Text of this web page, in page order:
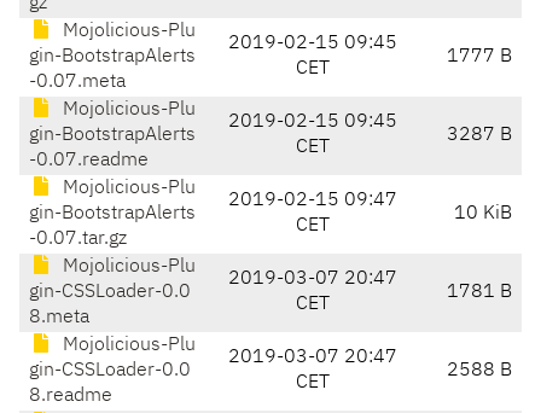
Mojolicious-Plu
gin-BootstrapAlerts
-0.07.meta
2019-02-15 09:45
CET
1777 B
Mojolicious-Plu
gin-BootstrapAlerts
-0.07.readme
2019-02-15 09:45
CET
3287 B
Mojolicious-Plu
gin-BootstrapAlerts
-0.07.tar.gz
2019-02-15 09:47
CET
10 KiB
Mojolicious-Plu
gin-CSSLoader-0.0
8.meta
2019-03-07 20:47
CET
1781 B
Mojolicious-Plu
gin-CSSLoader-0.0
8.readme
2019-03-07 20:47
CET
2588 B